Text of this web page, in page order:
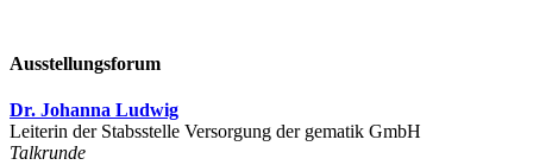
Ausstellungsforum
Dr. Johanna Ludwig
Leiterin der Stabsstelle Versorgung der gematik GmbH
Talkrunde